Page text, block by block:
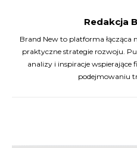
Redakcja
Brand New to platforma łącząca
praktyczne strategie rozwoju.
analizy i inspiracje
podejmowaniu